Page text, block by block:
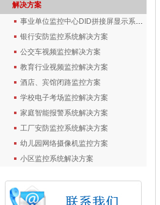
解决方案
事业单位监控中心DID拼接屏显示系统解决方案
银行安防监控系统解决方案
公交车视频监控解决方案
教育行业视频监控解决方案
酒店、宾馆闭路监控方案
学校电子考场监控解决方案
家庭智能报警系统解决方案
工厂安防监控系统解决方案
幼儿园网络摄像机监控方案
小区监控系统解决方案